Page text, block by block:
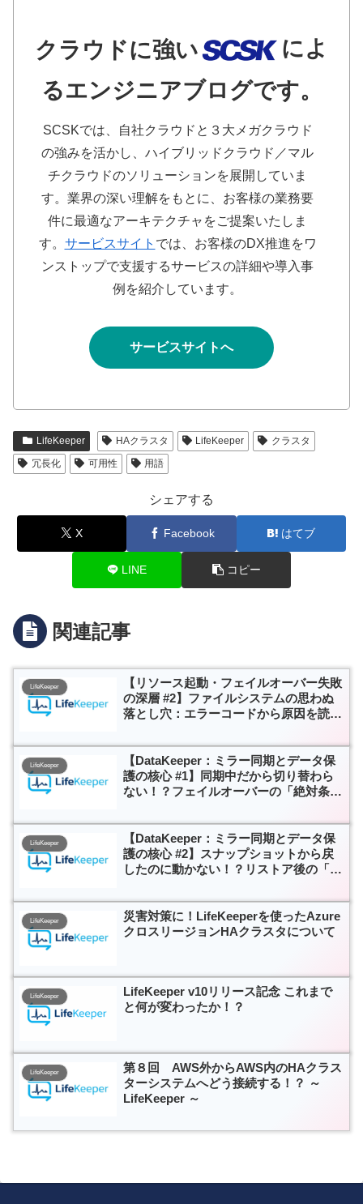
クラウドに強い
によ
るエンジニアブログです。
SCSKでは、自社クラウドと３大メガクラウド
の強みを活かし、ハイブリッドクラウド／マル
チクラウドのソリューションを展開していま
す。業界の深い理解をもとに、お客様の業務要
件に最適なアーキテクチャをご提案いたしま
す。 サービスサイト では、お客様のDX推進をワ
ンストップで支援するサービスの詳細や導入事
例を紹介しています。
サービスサイトへ
LifeKeeper HAクラスタ LifeKeeper
クラスタ
冗長化
可用性 用語
シェアする
X Facebook はてブ
LINE コピー
関連記事
LifeKeeper
【リソース起動・フェイルオーバー失敗
の深層 #2】ファイルシステムの思わぬ
落とし穴：エラーコードから原因を読み
LifeKeeper
【DataKeeper：ミラー同期とデータ保
護の核心 #1】同期中だから切り替わら
ない！？フェイルオーバーの「絶対条
LifeKeeper
【DataKeeper：ミラー同期とデータ保
護の核心 #2】スナップショットから戻
したのに動かない！？リストア後の「整
LifeKeeper
災害対策に！LifeKeeperを使ったAzure
クロスリージョンHAクラスタについて
LifeKeeper
LifeKeeper v10リリース記念 これまで
と何が変わったか！？
LifeKeeper
第８回 AWS外からAWS内のHAクラス
ターシステムへどう接続する！？ ～
LifeKeeper ～